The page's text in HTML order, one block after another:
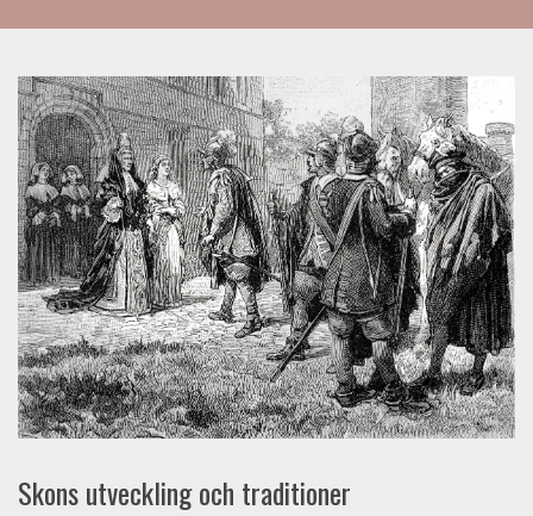
Skons utveckling och traditioner